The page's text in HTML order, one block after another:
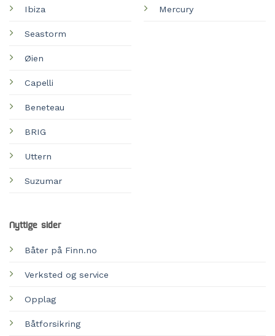
Ibiza
Seastorm
Øien
Capelli
Beneteau
BRIG
Uttern
Suzumar
Mercury
Nyttige sider
Båter på Finn.no
Verksted og service
Opplag
Båtforsikring